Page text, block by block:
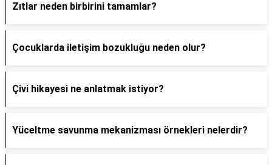
Zıtlar neden birbirini tamamlar?
Çocuklarda iletişim bozukluğu neden olur?
Çivi hikayesi ne anlatmak istiyor?
Yüceltme savunma mekanizması örnekleri nelerdir?